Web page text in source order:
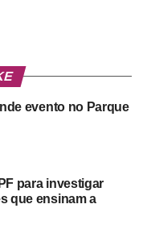
evento no Parque
para investigar
que ensinam a